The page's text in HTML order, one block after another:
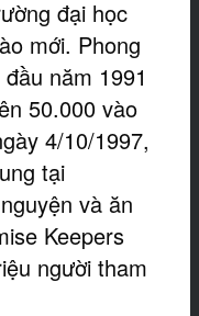
đại học
mới. Phong
năm 1991
50.000 vào
4/10/1997,
tại
và ăn
Keepers
người tham